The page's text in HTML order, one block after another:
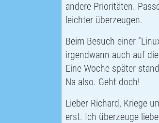
andere Prioritäten.
leichter überzeugen.
Beim Besuch einer
irgendwann auch auf
Eine Woche später
Na also. Geht doch!
Lieber Richard, Kriege
erst. Ich überzeuge